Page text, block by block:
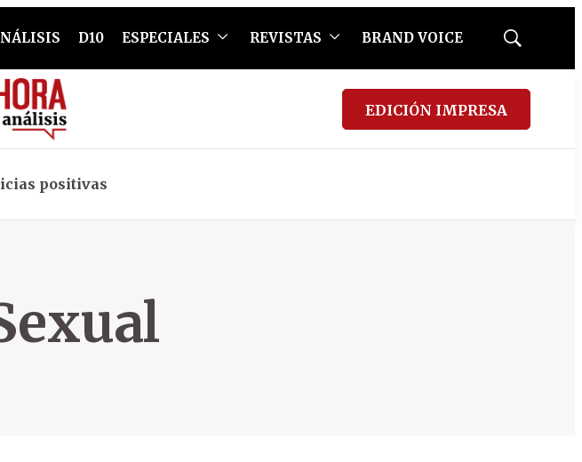
D10 ESPECIALES REVISTAS BRAND VOICE
Mostrar
EDICIÓN IMPRESA
positivas